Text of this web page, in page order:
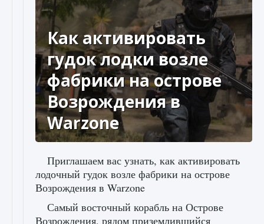
Как активировать
гудок лодки возле
фабрики на острове
Возрождения в
Warzone
Приглашаем вас узнать, как активировать
лодочный гудок возле фабрики на острове
Возрождения в Warzone
Самый восточный корабль на Острове
Возрождения, рядом приземлившийся